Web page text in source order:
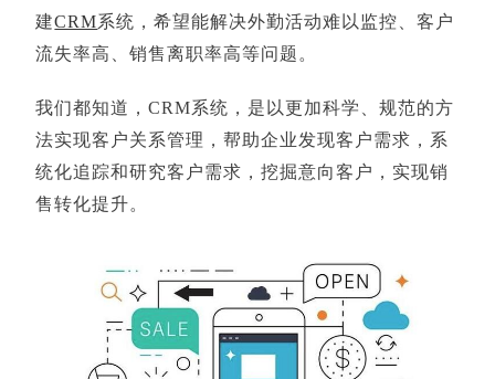
建CRM系统，希望能解决外勤活动难以监控、客户
流失率高、销售离职率高等问题。
我们都知道，CRM系统，是以更加科学、规范的方
法实现客户关系管理，帮助企业发现客户需求，系
统化追踪和研究客户需求，挖掘意向客户，实现销
售转化提升。